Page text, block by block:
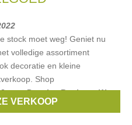
stock moet weg! Geniet nu
volledige assortiment
decoratie en kleine
Shop
Jeune Premier,Baghera,Way
VERKOOP